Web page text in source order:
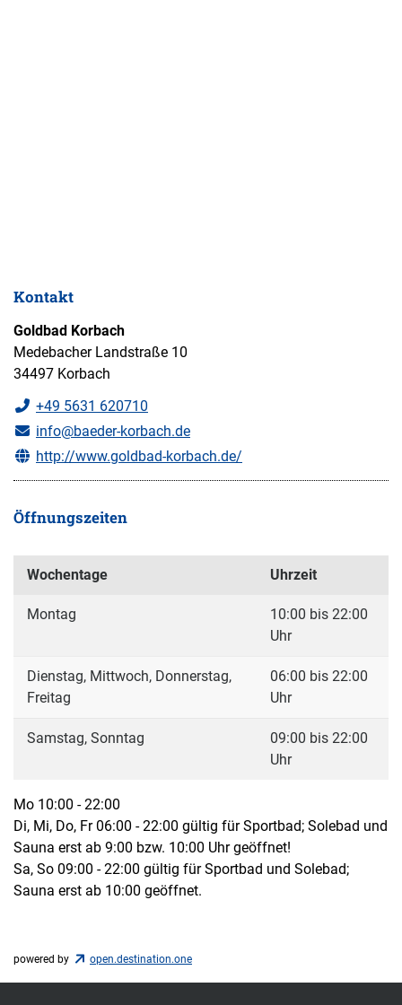
Kontakt
Goldbad Korbach
Medebacher Landstraße 10
34497 Korbach
+49 5631 620710
info@baeder-korbach.de
http://www.goldbad-korbach.de/
Öffnungszeiten
Wochentage Uhrzeit
Montag
10:00 bis 22:00
Uhr
Dienstag, Mittwoch, Donnerstag,
Freitag
06:00 bis 22:00
Uhr
Samstag, Sonntag
09:00 bis 22:00
Uhr
Mo 10:00 - 22:00
Di, Mi, Do, Fr 06:00 - 22:00 gültig für Sportbad; Solebad und
Sauna erst ab 9:00 bzw. 10:00 Uhr geöffnet!
Sa, So 09:00 - 22:00 gültig für Sportbad und Solebad;
Sauna erst ab 10:00 geöffnet.
powered by open.destination.one